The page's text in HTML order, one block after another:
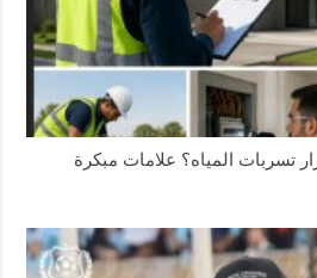
المياه؟ علامات مبكرة